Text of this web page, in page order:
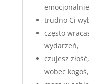
trudno Ci
często
wydarzeń,
czujesz
wobec kogoś,